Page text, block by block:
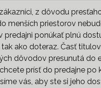
z dôvodu
menších priestorov
predajni ponúkať plnú
ako doteraz. Časť
dôvodov presunutá do
prísť do predajne po
vás, aby ste si jeho